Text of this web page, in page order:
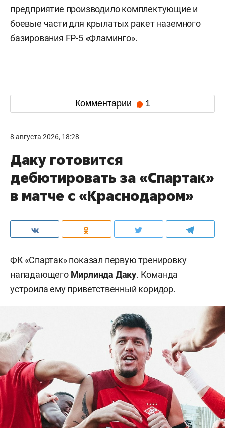
предприятие производило комплектующие и
боевые части для крылатых ракет наземного
базирования FP-5 «Фламинго».
Комментарии 1
8 августа 2026, 18:28
Даку готовится
дебютировать за «Спартак»
в матче с «Краснодаром»
ФК «Спартак» показал первую тренировку
нападающего Мирлинда Даку. Команда
устроила ему приветственный коридор.